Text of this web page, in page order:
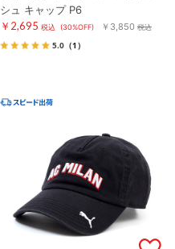
シュ キャップ P6
￥2,695 税込 (30%OFF) ￥3,850 税込
5.0 （1）